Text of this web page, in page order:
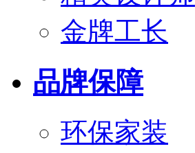
金牌工长
品牌保障
环保家装